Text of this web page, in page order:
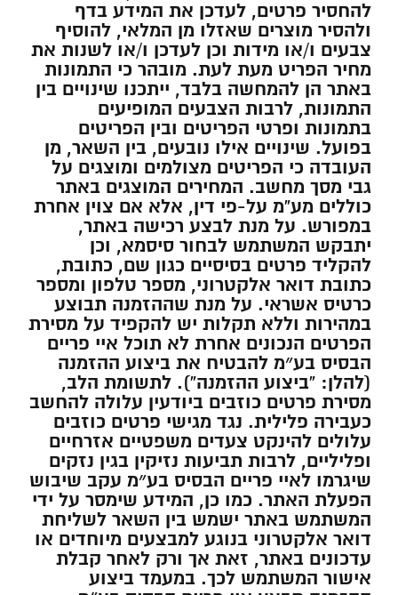
להחסיר פרטים, לעדכן את המידע בדף
ולהסיר מוצרים שאזלו מן המלאי, להוסיף
צבעים ו/או מידות וכן לעדכן ו/או לשנות את
מחיר הפריט מעת לעת. מובהר כי התמונות
באתר הן להמחשה בלבד, ייתכנו שינויים בין
התמונות, לרבות הצבעים המופיעים
בתמונות ופרטי הפריטים ובין הפריטים
בפועל. שינויים אילו נובעים, בין השאר, מן
העובדה כי הפריטים מצולמים ומוצגים על
גבי מסך מחשב. המחירים המוצגים באתר
כוללים מע”מ על-פי דין, אלא אם צוין אחרת
במפורש. על מנת לבצע רכישה באתר,
יתבקש המשתמש לבחור סיסמא, וכן
להקליד פרטים בסיסיים כגון שם, כתובת,
כתובת דואר אלקטרוני, מספר טלפון ומספר
כרטיס אשראי. על מנת שההזמנה תבוצע
במהירות וללא תקלות יש להקפיד על מסירת
הפרטים הנכונים אחרת לא תוכל איי פריים
הבסיס בע״מ להבטיח את ביצוע ההזמנה
(להלן: “ביצוע ההזמנה”). לתשומת הלב,
מסירת פרטים כוזבים ביודעין עלולה להחשב
כעבירה פלילית. נגד מגישי פרטים כוזבים
עלולים להינקט צעדים משפטיים אזרחיים
ופליליים, לרבות תביעות נזיקין בגין נזקים
שיגרמו לאיי פריים הבסיס בע״מ עקב שיבוש
הפעלת האתר. כמו כן, המידע שימסר על ידי
המשתמש באתר ישמש בין השאר לשליחת
דואר אלקטרוני בנוגע למבצעים מיוחדים או
עדכונים באתר, זאת אך ורק לאחר קבלת
אישור המשתמש לכך. במעמד ביצוע